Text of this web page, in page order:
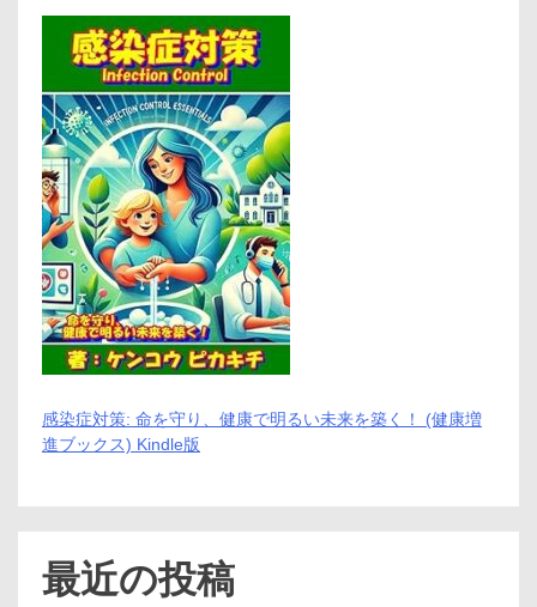
感染症対策: 命を守り、健康で明るい未来を築く！ (健康増
進ブックス) Kindle版
最近の投稿